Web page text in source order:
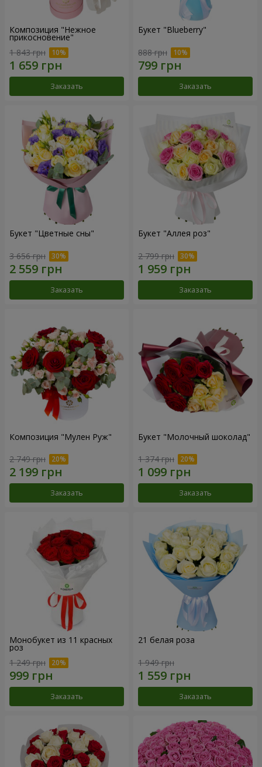
Композиция "Нежное
прикосновение"
1 843 грн
Заказать
Букет "Blueberry"
888 грн
Заказать
Букет "Цветные сны"
3 656 грн
Заказать
Букет "Аллея роз"
2 799 грн
Заказать
Композиция "Мулен Руж"
2 749 грн
Заказать
Букет "Молочный шоколад"
1 374 грн
Заказать
Монобукет из 11 красных
роз
1 249 грн
Заказать
21 белая роза
1 949 грн
Заказать